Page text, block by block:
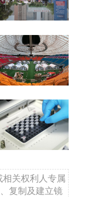
关权利人专属
复制及建立镜